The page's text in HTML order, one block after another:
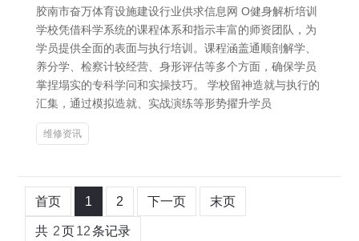
胶南市奋万体育设施建设行业供求信息网 O健身解析培训
学校凭借科学系统的课程体系和指示丰富的师资团队，为
学员提供全面的表面与执行培训。课程涵盖通顺剖解学、
养分学、检察计较经营、身形评估等多个方面，确保学员
掌捏塌实的专科学问和实操技巧。 学校留神造就与执行的
汇集，通过模拟造就、实战演练等形势擢升学员
维修资讯
首页 1 2 下一页 末页
共 2页12条记录